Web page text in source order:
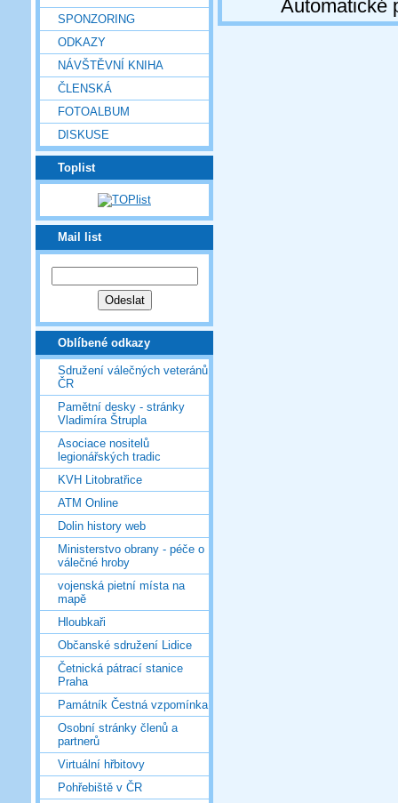
SPONZORING
ODKAZY
NÁVŠTĚVNÍ KNIHA
ČLENSKÁ
FOTOALBUM
DISKUSE
Toplist
Mail list
Oblíbené odkazy
Sdružení válečných veteránů
ČR
Pamětní desky - stránky
Vladimíra Štrupla
Asociace nositelů
legionářských tradic
KVH Litobratřice
ATM Online
Dolin history web
Ministerstvo obrany - péče o
válečné hroby
vojenská pietní místa na
mapě
Hloubkaři
Občanské sdružení Lidice
Četnická pátrací stanice
Praha
Památník Čestná vzpomínka
Osobní stránky členů a
partnerů
Virtuální hřbitovy
Pohřebiště v ČR
Automatické